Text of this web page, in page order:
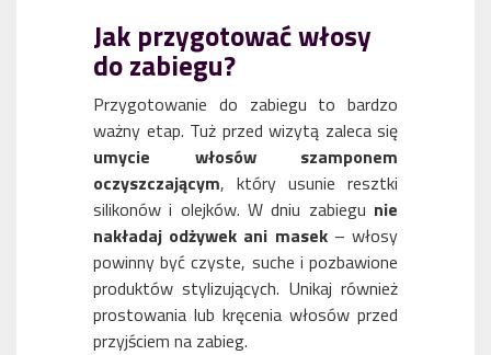
Jak przygotować włosy
do zabiegu?
Przygotowanie do zabiegu to bardzo
ważny etap. Tuż przed wizytą zaleca się
umycie włosów szamponem
oczyszczającym, który usunie resztki
silikonów i olejków. W dniu zabiegu nie
nakładaj odżywek ani masek– włosy
powinny być czyste, suche i pozbawione
produktów stylizujących. Unikaj również
prostowania lub kręcenia włosów przed
przyjściem na zabieg.